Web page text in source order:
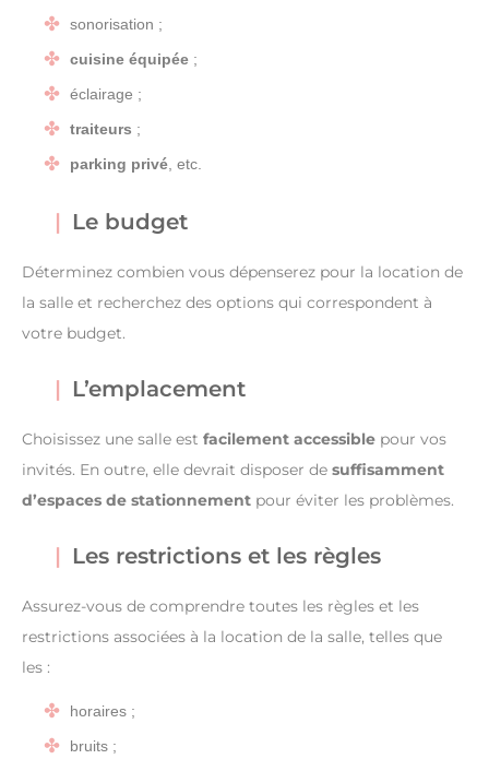
sonorisation ;
cuisine équipée ;
éclairage ;
traiteurs ;
parking privé, etc.
Le budget
Déterminez combien vous dépenserez pour la location de
la salle et recherchez des options qui correspondent à
votre budget.
L’emplacement
Choisissez une salle est facilement accessible pour vos
invités. En outre, elle devrait disposer de suffisamment
d’espaces de stationnement pour éviter les problèmes.
Les restrictions et les règles
Assurez-vous de comprendre toutes les règles et les
restrictions associées à la location de la salle, telles que
les :
horaires ;
bruits ;